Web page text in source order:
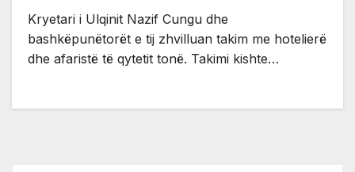
Kryetari i Ulqinit Nazif Cungu dhe
bashkëpunëtorët e tij zhvilluan takim me hotelierë
dhe afaristë të qytetit tonë. Takimi kishte…